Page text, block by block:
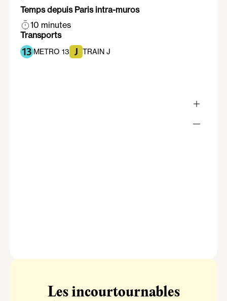
Temps depuis Paris intra-muros
10 minutes
Transports
METRO 13 TRAIN J
Les incourtournables